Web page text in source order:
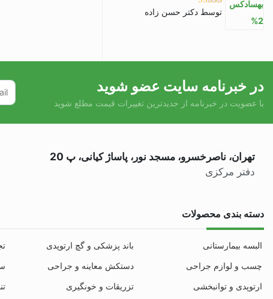
نمره5 از 5
توسط دکتر حسن زاده
در خبرنامه سایت عضو شوید
با عضویت در خبرنامه از جدیدترین تغییرات قیمت مطلع شوید
تهران، ناصرخسرو، مسجد نور، پاساژ کیانی، پ 20
دفتر مرکزی
دسته بندی محصولات
البسه بیمارستانی باند پزشکی و گچ ارتوپدی
چسب و لوازم جراحی
دستکش معاینه و جراحی
ارتوپدی و توانبخشی
تزریقات و خونگیری